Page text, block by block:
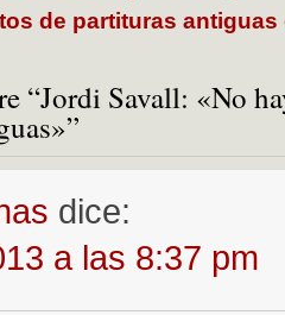
de partituras antiguas
“Jordi Savall: «No
dice:
a las 8:37 pm